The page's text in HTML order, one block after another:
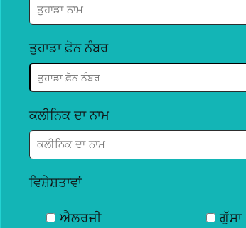
ਤੁਹਾਡਾ ਫ਼ੋਨ ਨੰਬਰ
ਕਲੀਨਿਕ ਦਾ ਨਾਮ
ਵਿਸ਼ੇਸ਼ਤਾਵਾਂ
ਐਲਰਜੀ
ਗੁੱਸਾ